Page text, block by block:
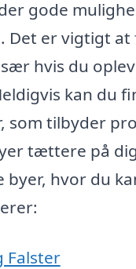
gode
er vigtigt at
hvis du
kan du
som tilbyder
tættere på
hvor du
Falster